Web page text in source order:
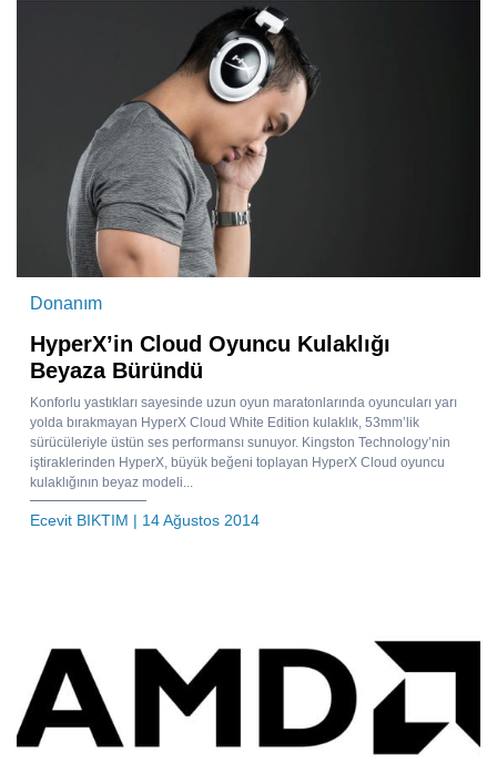
Donanım
HyperX’in Cloud Oyuncu Kulaklığı
Beyaza Büründü
Konforlu yastıkları sayesinde uzun oyun maratonlarında oyuncuları yarı
yolda bırakmayan HyperX Cloud White Edition kulaklık, 53mm’lik
sürücüleriyle üstün ses performansı sunuyor. Kingston Technology’nin
iştiraklerinden HyperX, büyük beğeni toplayan HyperX Cloud oyuncu
kulaklığının beyaz modeli...
Ecevit BIKTIM | 14 Ağustos 2014